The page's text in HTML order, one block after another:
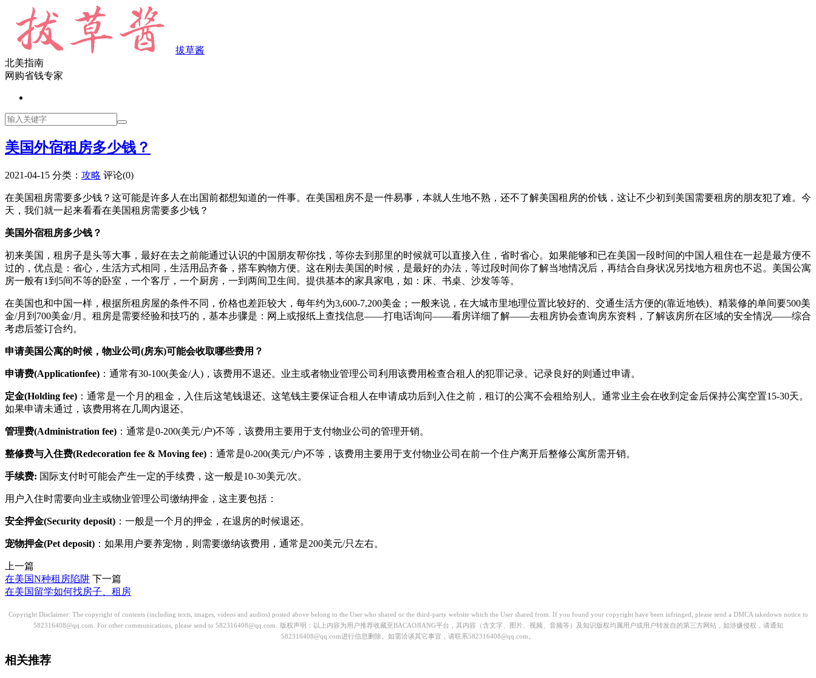
拔草酱
北美指南
网购省钱专家
美国外宿租房多少钱？
2021-04-15 分类： 攻略 评论(0)
在美国租房需要多少钱？这可能是许多人在出国前都想知道的一件事。在美国租房不是一件易事，本就人生地不熟，还不了解美国租房的价钱，这让不少初到美国需要租房的朋友犯了难。今
天，我们就一起来看看在美国租房需要多少钱？
美国外宿租房多少钱？
初来美国，租房子是头等大事，最好在去之前能通过认识的中国朋友帮你找，等你去到那里的时候就可以直接入住，省时省心。如果能够和已在美国一段时间的中国人租住在一起是最方便不
过的，优点是：省心，生活方式相同，生活用品齐备，搭车购物方便。这在刚去美国的时候，是最好的办法，等过段时间你了解当地情况后，再结合自身状况另找地方租房也不迟。美国公寓
房一般有1到5间不等的卧室，一个客厅，一个厨房，一到两间卫生间。提供基本的家具家电，如：床、书桌、沙发等等。
在美国也和中国一样，根据所租房屋的条件不同，价格也差距较大，每年约为3,600-7,200美金；一般来说，在大城市里地理位置比较好的、交通生活方便的(靠近地铁)、精装修的单间要500美
金/月到700美金/月。租房是需要经验和技巧的，基本步骤是：网上或报纸上查找信息——打电话询问——看房详细了解——去租房协会查询房东资料，了解该房所在区域的安全情况——综合
考虑后签订合约。
申请美国公寓的时候，物业公司(房东)可能会收取哪些费用？
申请费(Applicationfee) ：通常有30-100(美金/人)，该费用不退还。业主或者物业管理公司利用该费用检查合租人的犯罪记录。记录良好的则通过申请。
定金(Holding fee) ：通常是一个月的租金，入住后这笔钱退还。这笔钱主要保证合租人在申请成功后到入住之前，租订的公寓不会租给别人。通常业主会在收到定金后保持公寓空置15-30天。
如果申请未通过，该费用将在几周内退还。
管理费(Administration fee) ：通常是0-200(美元/户)不等，该费用主要用于支付物业公司的管理开销。
整修费与入住费(Redecoration fee & Moving fee) ：通常是0-200(美元/户)不等，该费用主要用于支付物业公司在前一个住户离开后整修公寓所需开销。
手续费: 国际支付时可能会产生一定的手续费，这一般是10-30美元/次。
用户入住时需要向业主或物业管理公司缴纳押金，这主要包括：
安全押金(Security deposit) ：一般是一个月的押金，在退房的时候退还。
宠物押金(Pet deposit) ：如果用户要养宠物，则需要缴纳该费用，通常是200美元/只左右。
上一篇
在美国N种租房陷阱 下一篇
在美国留学如何找房子、租房
Copyright Disclaimer: The copyright of contents (including texts, images, videos and audios) posted above belong to the User who shared or the third-party website which the User shared from. If you found your copyright have been infringed, please send a DMCA takedown notice to
582316408@qq.com. For other communications, please send to 582316408@qq.com.
版权声明：以上内容为用户推荐收藏至BACAOJIANG平台，其内容（含文字、图片、视频、音频等）及知识版权均属用户或用户转发自的第三方网站，如涉嫌侵权，请通知
582316408@qq.com进行信息删除。如需洽谈其它事宜，请联系582316408@qq.com。
相关推荐